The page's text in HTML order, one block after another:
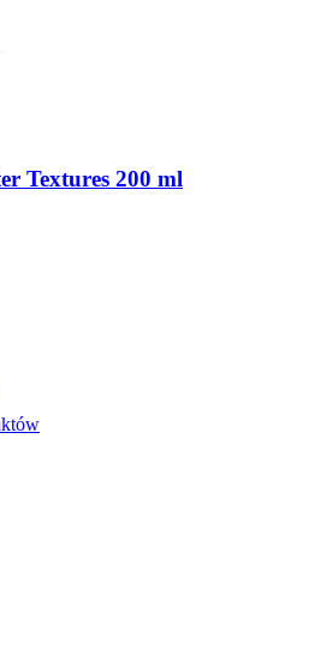
Textures 200 ml